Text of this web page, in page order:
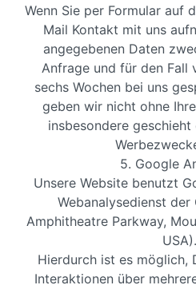
Wenn Sie per Formular auf
Mail Kontakt mit uns
angegebenen Daten
Anfrage und für den Fall
sechs Wochen bei uns
geben wir nicht ohne
insbesondere
5. Google
Unsere Website benutzt
Webanalysedienst der
Amphitheatre Parkway,
USA).
Hierdurch ist es möglich,
Interaktionen über